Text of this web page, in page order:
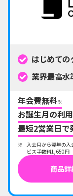
はじめての
業界最高水
年会費無料※
お誕生月の利
最短2営業日で
入会月から翌年の入
ビス手数料1,650円
商品詳